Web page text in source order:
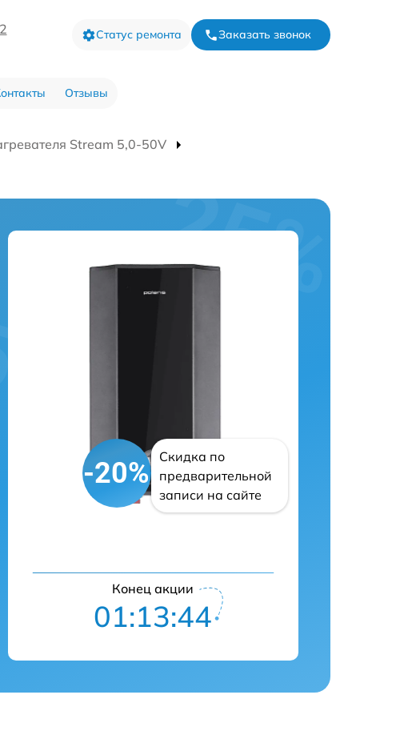
Статус ремонта Заказать звонок
Отзывы
Stream 5,0-50V
-20%
Скидка по
предварительной
записи на сайте
Конец акции
01:13:43